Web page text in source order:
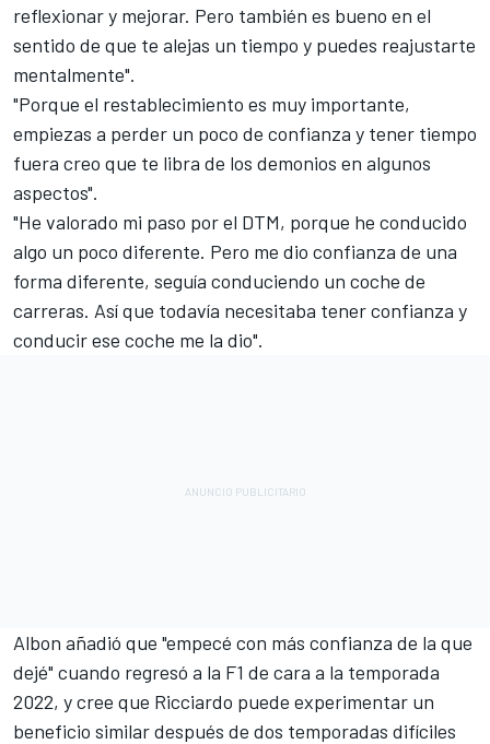
reflexionar y mejorar. Pero también es bueno en el
sentido de que te alejas un tiempo y puedes reajustarte
mentalmente".
"Porque el restablecimiento es muy importante,
empiezas a perder un poco de confianza y tener tiempo
fuera creo que te libra de los demonios en algunos
aspectos".
"He valorado mi paso por el DTM, porque he conducido
algo un poco diferente. Pero me dio confianza de una
forma diferente, seguía conduciendo un coche de
carreras. Así que todavía necesitaba tener confianza y
conducir ese coche me la dio".
Albon añadió que "empecé con más confianza de la que
dejé" cuando regresó a la F1 de cara a la temporada
2022, y cree que Ricciardo puede experimentar un
beneficio similar después de dos temporadas difíciles